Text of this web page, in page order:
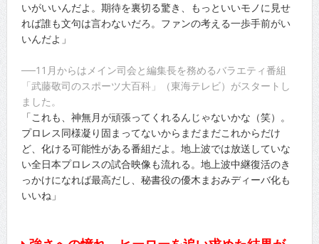
いがいいんだよ。期待を裏切る驚き、もっといいモノに見せ
れば誰も文句は言わないだろ。ファンの考える一歩手前がい
いんだよ」
──11月からはメイン司会と編集長を務めるバラエティ番組
「武藤敬司のスポーツ大百科」（東海テレビ）がスタートし
ました。
「これも、神無月が頑張ってくれるんじゃないかな（笑）。
プロレス同様凝り固まってないからまだまだこれからだけ
ど、化ける可能性がある番組だよ。地上波では放送していな
い全日本プロレスの試合映像も流れる。地上波中継復活のき
っかけになれば最高だし、秘書役の優木まおみディーバ化も
いいね」